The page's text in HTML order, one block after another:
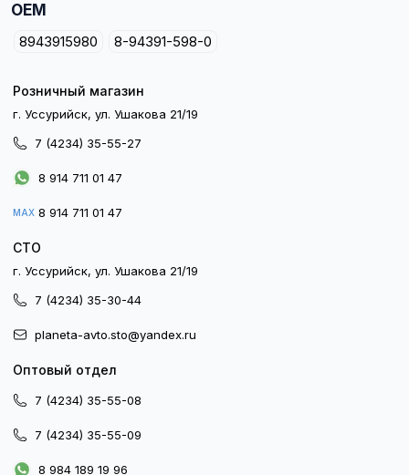
OEM
8943915980 8-94391-598-0
Розничный магазин
г. Уссурийск, ул. Ушакова 21/19
7 (4234) 35-55-27
8 914 711 01 47
MAX 8 914 711 01 47
СТО
г. Уссурийск, ул. Ушакова 21/19
7 (4234) 35-30-44
planeta-avto.sto@yandex.ru
Оптовый отдел
7 (4234) 35-55-08
7 (4234) 35-55-09
8 984 189 19 96